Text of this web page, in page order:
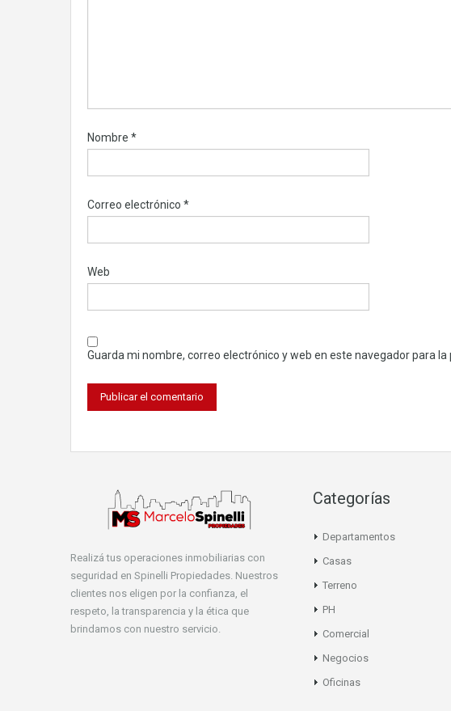
Nombre *
Correo electrónico *
Web
Guarda mi nombre, correo electrónico y web en este navegador para
Realizá tus operaciones inmobiliarias con
seguridad en Spinelli Propiedades. Nuestros
clientes nos eligen por la confianza, el
respeto, la transparencia y la ética que
brindamos con nuestro servicio.
Categorías
Departamentos
Casas
Terreno
PH
Comercial
Negocios
Oficinas